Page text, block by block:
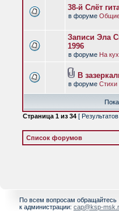
38-й Слёт
в форуме
Записи Эла
1996
в форуме На
В
в форуме Стихи
Страница 1 из 34 [
Список форумов
По всем вопросам обращайтесь
к администрации: cap@ksp-